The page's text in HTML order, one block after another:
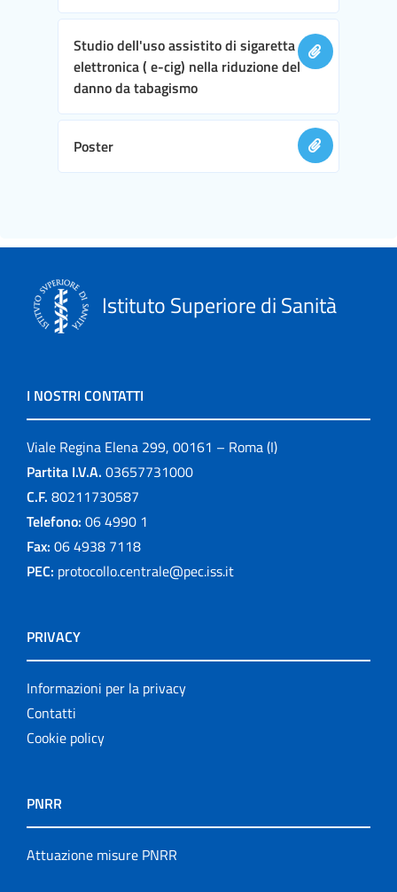
Studio dell'uso assistito di sigaretta
elettronica ( e-cig) nella riduzione del
danno da tabagismo
Poster
Istituto Superiore di Sanità
I NOSTRI CONTATTI
Viale Regina Elena 299, 00161 – Roma (I)
Partita I.V.A. 03657731000
C.F. 80211730587
Telefono: 06 4990 1
Fax: 06 4938 7118
PEC: protocollo.centrale@pec.iss.it
PRIVACY
Informazioni per la privacy
Contatti
Cookie policy
PNRR
Attuazione misure PNRR